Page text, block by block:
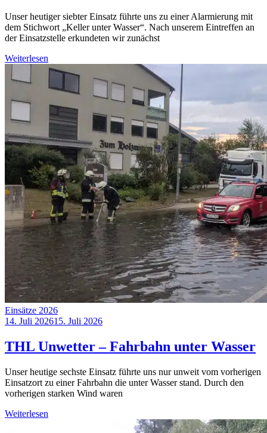
Unser heutiger siebter Einsatz führte uns zu einer Alarmierung mit
dem Stichwort „Keller unter Wasser“. Nach unserem Eintreffen an
der Einsatzstelle erkundeten wir zunächst
Weiterlesen
Einsätze 2026
14. Juli 202615. Juli 2026
THL Unwetter – Fahrbahn unter Wasser
Unser heutige sechste Einsatz führte uns nur unweit vom vorherigen
Einsatzort zu einer Fahrbahn die unter Wasser stand. Durch den
vorherigen starken Wind waren
Weiterlesen